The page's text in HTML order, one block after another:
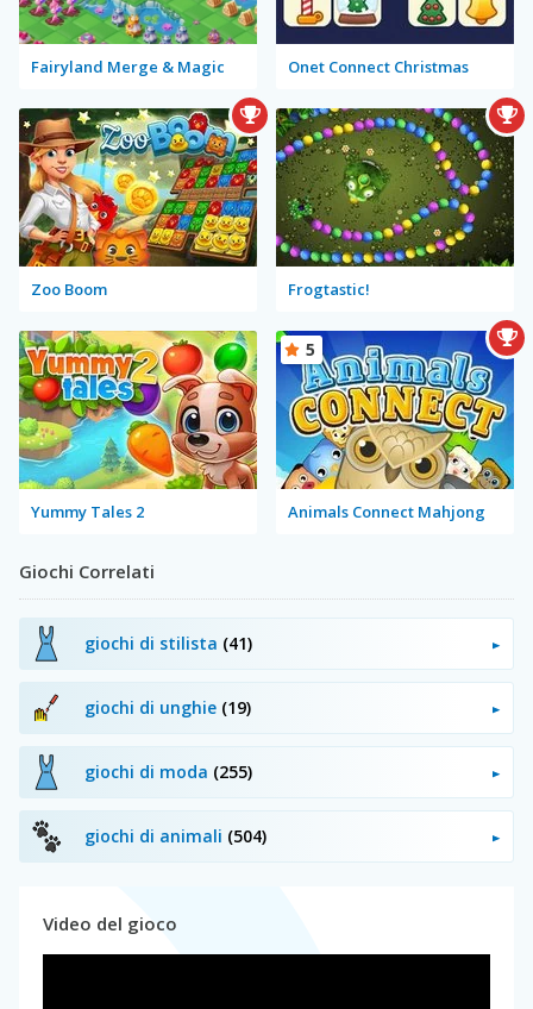
Fairyland Merge & Magic Onet Connect Christmas
Zoo Boom Frogtastic!
Yummy Tales 2 Animals Connect Mahjong
5
Giochi Correlati
giochi di stilista (41)
giochi di unghie (19)
giochi di moda (255)
giochi di animali (504)
Video del gioco